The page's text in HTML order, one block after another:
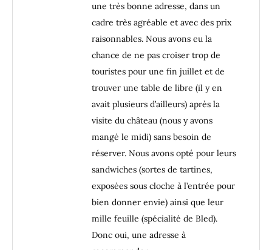
une très bonne adresse, dans un
cadre très agréable et avec des prix
raisonnables. Nous avons eu la
chance de ne pas croiser trop de
touristes pour une fin juillet et de
trouver une table de libre (il y en
avait plusieurs d’ailleurs) après la
visite du château (nous y avons
mangé le midi) sans besoin de
réserver. Nous avons opté pour leurs
sandwiches (sortes de tartines,
exposées sous cloche à l’entrée pour
bien donner envie) ainsi que leur
mille feuille (spécialité de Bled).
Donc oui, une adresse à